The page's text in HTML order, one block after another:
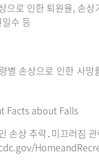
으로 인한 퇴원율, 손상
수 등
별 손상으로 인한 사망
Facts about Falls
손상 추락․미끄러짐